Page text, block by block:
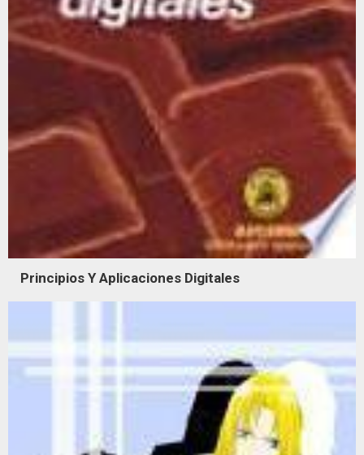
Principios Y Aplicaciones Digitales